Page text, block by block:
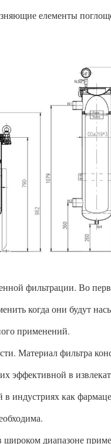
елементы
фильтрации. Во
когда они будут
применений.
Материал фильтра
эффективной в
индустриях как
широком диапазоне